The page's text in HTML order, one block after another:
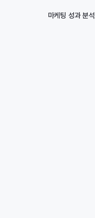
마케팅 성과 분석